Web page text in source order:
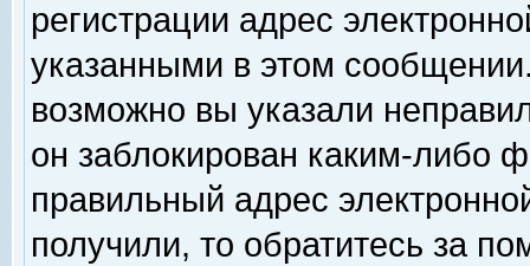
регистрации адрес
указанными в этом
возможно вы указали
он заблокирован каким-либо
правильный адрес
получили, то обратитесь за